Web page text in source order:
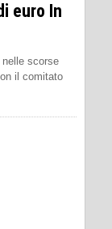
euro In
scorse
il comitato